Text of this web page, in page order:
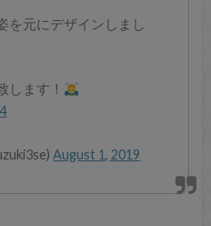
を元にデザインしまし
します！
August 1, 2019